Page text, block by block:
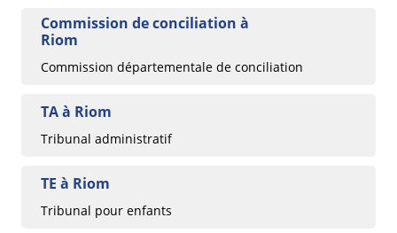
Commission de conciliation à
Riom
Commission départementale de conciliation
TA à Riom
Tribunal administratif
TE à Riom
Tribunal pour enfants